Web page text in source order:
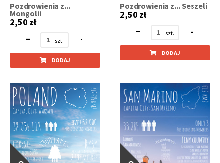
Pozdrowienia z...
Mongolii
2,50 zł
+
-
DODAJ
Pozdrowienia z... Seszeli
2,50 zł
+
-
DODAJ